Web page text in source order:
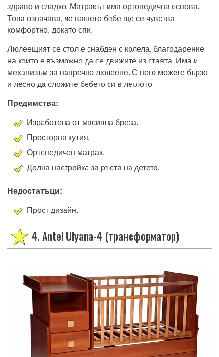
здраво и сладко. Матракът има ортопедична основа.
Това означава, че вашето бебе ще се чувства
комфортно, докато спи.
Люлеещият се стол е снабден с колела, благодарение
на които е възможно да се движите из стаята. Има и
механизъм за напречно люлеене. С него можете бързо
и лесно да сложите бебето си в леглото.
Предимства:
Изработена от масивна бреза.
Просторна кутия.
Ортопедичен матрак.
Долна настройка за ръста на детето.
Недостатъци:
Прост дизайн.
4. Antel Ulyana-4 (трансформатор)